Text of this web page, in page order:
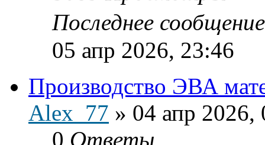
Последнее
05 апр 2026, 23:46
Производство ЭВА
Alex_77 » 04 апр 2026,
0 Ответы